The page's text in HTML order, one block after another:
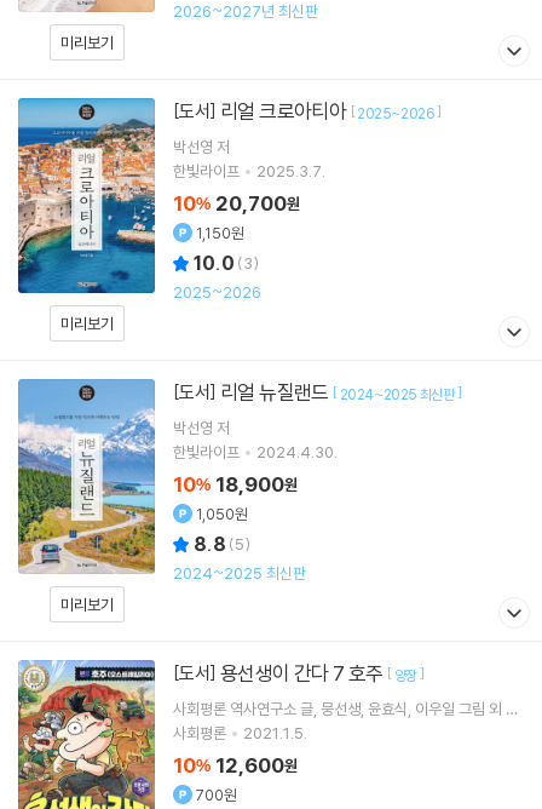
미리보기
2026~2027년 최신판
미리보기
[도서] 리얼 크로아티아 [2025~2026]
박선영 저
한빛라이프
2025.3.7.
10% 20,700원
1,150원
10.0 (3)
2025~2026
미리보기
[도서] 리얼 뉴질랜드 [ 2024~2025 최신판]
박선영 저
한빛라이프
2024.4.30.
10% 18,900원
1,050원
8.8 (5)
2024~2025 최신판
[도서] 용선생이 간다 7 호주 [ 양장]
사회평론 역사연구소 글 뭉선생 윤효식 이우일 그림 외 1
명
사회평론 2021.1.5.
10% 12,600원
700원